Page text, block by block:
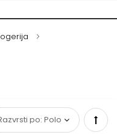
Set